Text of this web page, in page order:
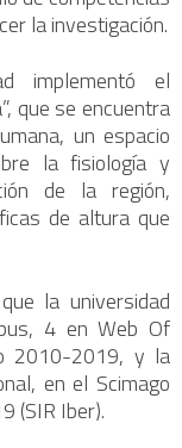
la investigación.
implementó el
que se encuentra
un espacio
la fisiología y
de la región,
de altura que
la universidad
4 en Web Of
2010-2019, y la
en el Scimago
(SIR Iber).